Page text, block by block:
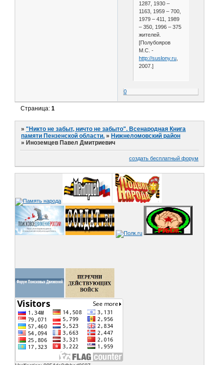
1287, 1930 –
1163, 1959 – 700,
1979 – 411, 1989
– 350, 1996 – 375
жителей.
[Полубояров
М.С. -
http://suslony.ru,
2007.]
0
Страница:1
»"Никто не забыт, ничто не забыто". Всенародная Книга
памяти Пензенской области. » Нижнеломовский район
» Иноземцев Павел Дмитриевич
создать бесплатный форум